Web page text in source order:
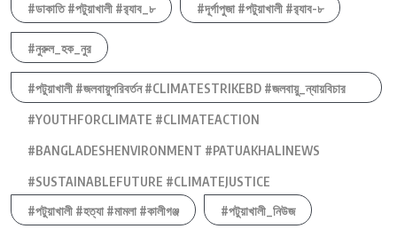
#ডাকাতি #পটুয়াখালী #র‍্যাব_৮
#দূর্গাপুজা #পটুয়াখালী #র‍্যাব-৮
#নুরুল_হক_নুর
#পটুয়াখালী #জলবায়ুপরিবর্তন #CLIMATESTRIKEBD #জলবায়ু_ন্যায়বিচার
#YOUTHFORCLIMATE #CLIMATEACTION
#BANGLADESHENVIRONMENT #PATUAKHALINEWS
#SUSTAINABLEFUTURE #CLIMATEJUSTICE
#পটুয়াখালী #হত্যা #মামলা #কালীগঞ্জ
#পটুয়াখালী_নিউজ